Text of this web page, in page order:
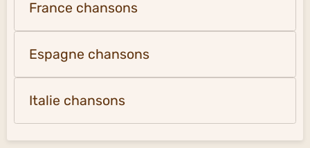
France chansons
Espagne chansons
Italie chansons